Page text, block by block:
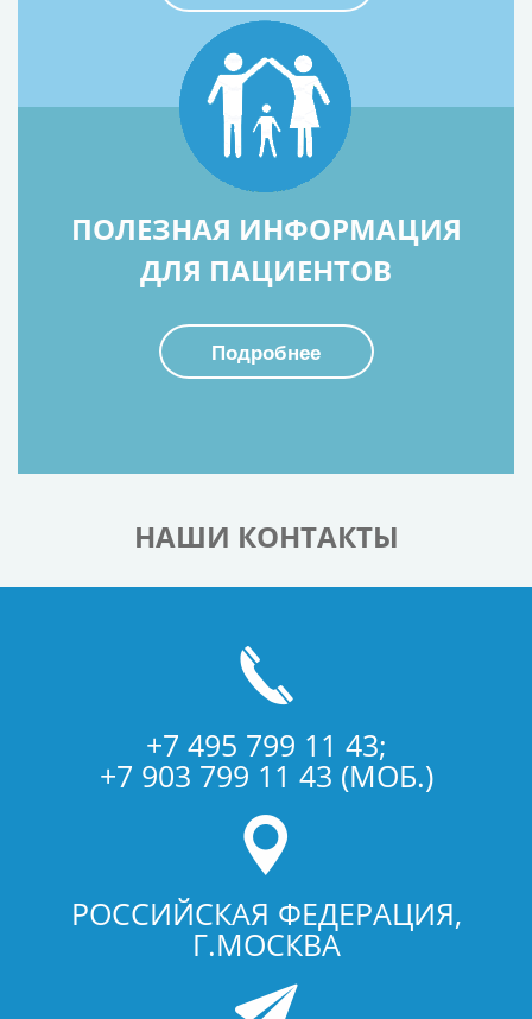
ПОЛЕЗНАЯ ИНФОРМАЦИЯ
ДЛЯ ПАЦИЕНТОВ
Подробнее
НАШИ КОНТАКТЫ
+7 495 799 11 43;
+7 903 799 11 43 (МОБ.)
РОССИЙСКАЯ ФЕДЕРАЦИЯ,
Г.МОСКВА